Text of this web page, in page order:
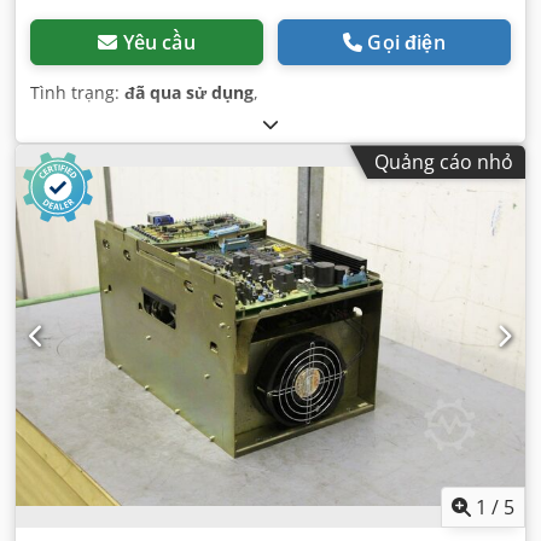
Yêu cầu Gọi điện
Tình trạng: đã qua sử dụng,
Quảng cáo nhỏ
1 / 5